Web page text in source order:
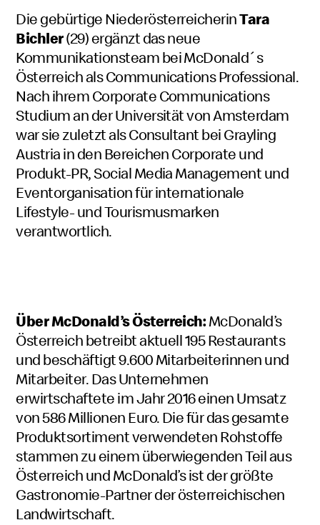
Die gebürtige NiederösterreicherinTara
Bichler(29) ergänzt das neue
Kommunikationsteam bei McDonald´s
Österreich als Communications Professional.
Nach ihrem Corporate Communications
Studium an der Universität von Amsterdam
war sie zuletzt als Consultant bei Grayling
Austria in den Bereichen Corporate und
Produkt-PR, Social Media Management und
Eventorganisation für internationale
Lifestyle- und Tourismusmarken
verantwortlich.
Über McDonald’s Österreich:McDonald’s
Österreich betreibt aktuell 195 Restaurants
und beschäftigt 9.600 Mitarbeiterinnen und
Mitarbeiter. Das Unternehmen
erwirtschaftete im Jahr 2016 einen Umsatz
von 586 Millionen Euro. Die für das gesamte
Produktsortiment verwendeten Rohstoffe
stammen zu einem überwiegenden Teil aus
Österreich und McDonald’s ist der größte
Gastronomie-Partner der österreichischen
Landwirtschaft.